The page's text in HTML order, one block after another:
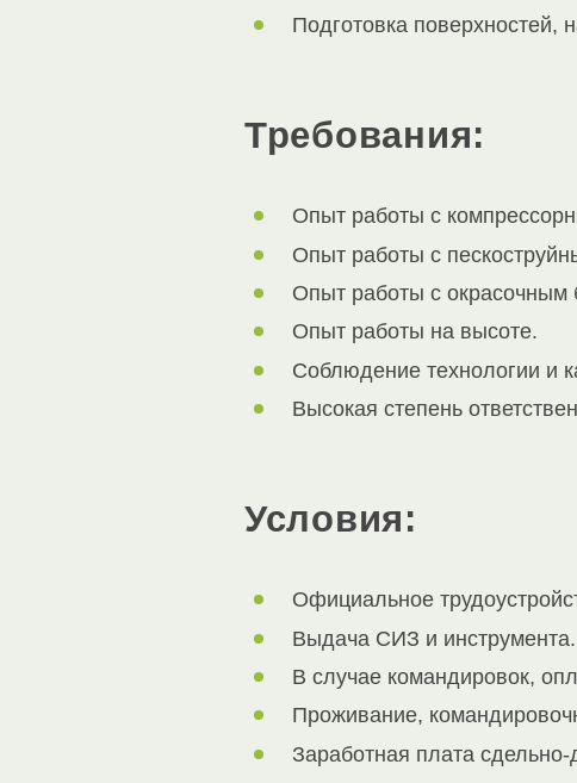
Подготовка поверхностей,
Требования:
Опыт работы с
Опыт работы с
Опыт работы с окрасочным
Опыт работы на высоте.
Соблюдение технологии и
Высокая степень
Условия:
Официальное
Выдача СИЗ и инструмента.
В случае командировок,
Проживание,
Заработная плата